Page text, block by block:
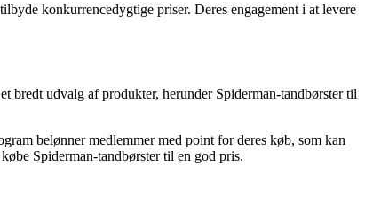
konkurrencedygtige priser. Deres engagement i at levere
bredt udvalg af produkter, herunder Spiderman-tandbørster til
belønner medlemmer med point for deres køb, som kan
Spiderman-tandbørster til en god pris.